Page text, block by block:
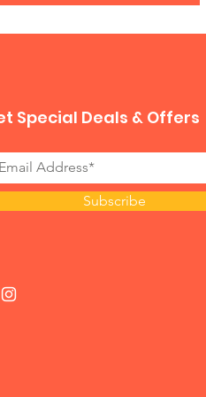
Special Deals & Offers
Subscribe